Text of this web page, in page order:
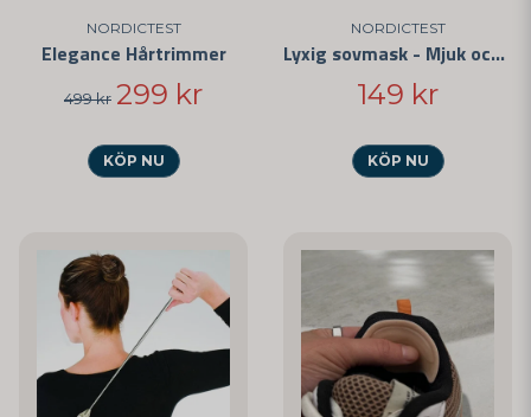
NORDICTEST
Elegance Hårtrimmer
499 kr 299 kr
KÖP NU
NORDICTEST
Lyxig sovmask - Mjuk och bekväm
149 kr
KÖP NU